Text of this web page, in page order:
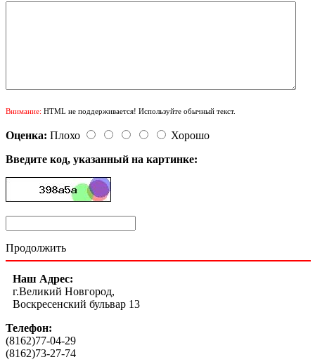
Внимание: HTML не поддерживается! Используйте обычный текст.
Оценка: Плохо
Хорошо
Введите код, указанный на картинке:
Продолжить
Наш Адрес:
г.Великий Новгород,
Воскресенский бульвар 13
Телефон:
(8162)77-04-29
(8162)73-27-74